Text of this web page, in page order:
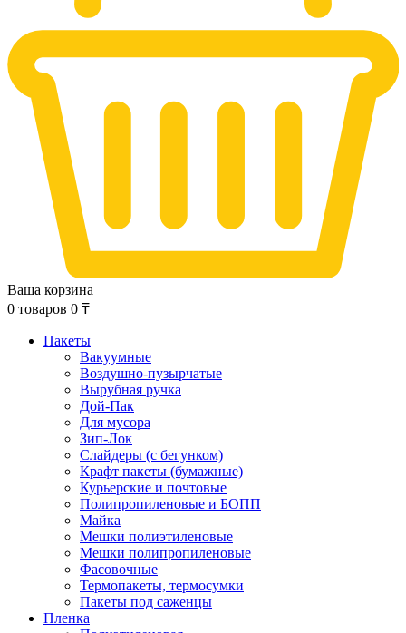
Ваша корзина
0 товаров 0 ₸
Пакеты
Вакуумные
Воздушно-пузырчатые
Вырубная ручка
Дой-Пак
Для мусора
Зип-Лок
Слайдеры (с бегунком)
Крафт пакеты (бумажные)
Курьерские и почтовые
Полипропиленовые и БОПП
Майка
Мешки полиэтиленовые
Мешки полипропиленовые
Фасовочные
Термопакеты, термосумки
Пакеты под саженцы
Пленка